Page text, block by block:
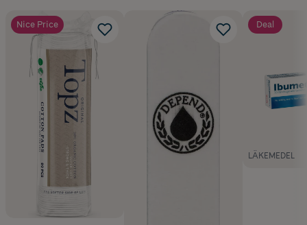
Nice Price Deal
LÄKEMEDEL